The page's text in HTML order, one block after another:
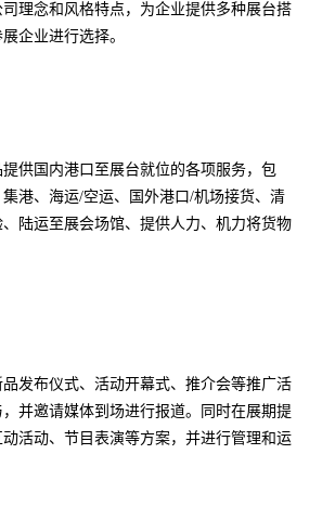
理念和风格特点，为企业提供多种展台搭
企业进行选择。
供国内港口至展台就位的各项服务，包
港、海运/空运、国外港口/机场接货、清
陆运至展会场馆、提供人力、机力将货物
发布仪式、活动开幕式、推介会等推广活
并邀请媒体到场进行报道。同时在展期提
活动、节目表演等方案，并进行管理和运